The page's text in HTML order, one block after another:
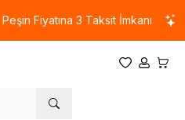
Peşin Fiyatına 3 Taksit İmkanı
Favorilerim
Hesabım